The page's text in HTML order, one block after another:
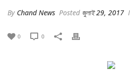
By Chand News Posted জুলাই 29, 2017
0 0